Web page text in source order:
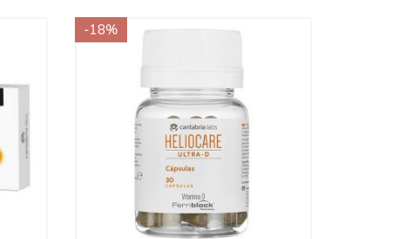
-18%